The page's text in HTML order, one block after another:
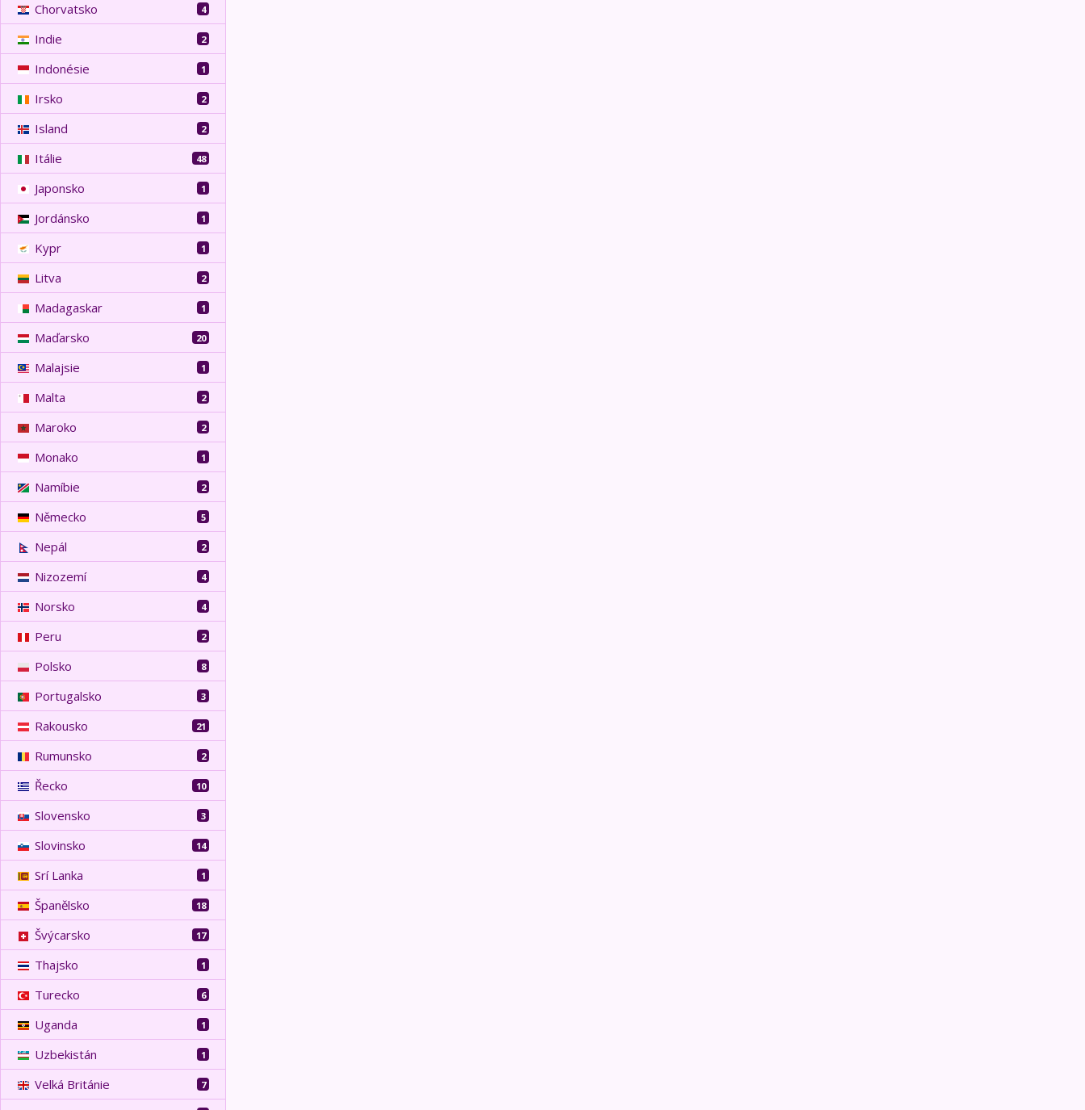
Chorvatsko 4
Indie 2
Indonésie 1
Irsko 2
Island 2
Itálie 48
Japonsko 1
Jordánsko 1
Kypr 1
Litva 2
Madagaskar 1
Maďarsko 20
Malajsie 1
Malta 2
Maroko 2
Monako 1
Namíbie 2
Německo 5
Nepál 2
Nizozemí 4
Norsko 4
Peru 2
Polsko 8
Portugalsko 3
Rakousko 21
Rumunsko 2
Řecko 10
Slovensko 3
Slovinsko 14
Srí Lanka 1
Španělsko 18
Švýcarsko 17
Thajsko 1
Turecko 6
Uganda 1
Uzbekistán 1
Velká Británie 7